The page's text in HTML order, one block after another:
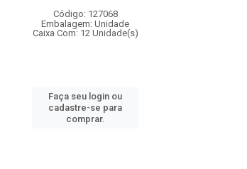
Código: 127068
Embalagem: Unidade
Caixa Com: 12 Unidade(s)
Faça seu login ou
cadastre-se para
comprar.